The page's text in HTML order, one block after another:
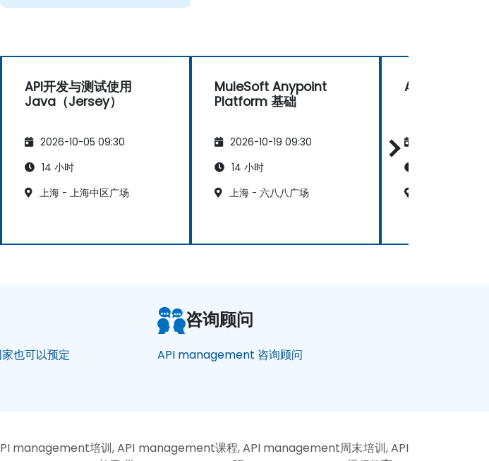
API开发与测试使用
Java（Jersey）
2026-10-05 09:30
14 小时
上海 - 上海中区广场
MuleSoft Anypoint
Platform 基础
2026-10-19 09:30
14 小时
上海 - 六八八广场
API优先设计
也可以预定
咨询顾问
API management 咨询顾问
management培训, API management课程, API management周末培训, API